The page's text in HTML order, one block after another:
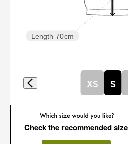
Length 70cm
XS S
Check the recommended size